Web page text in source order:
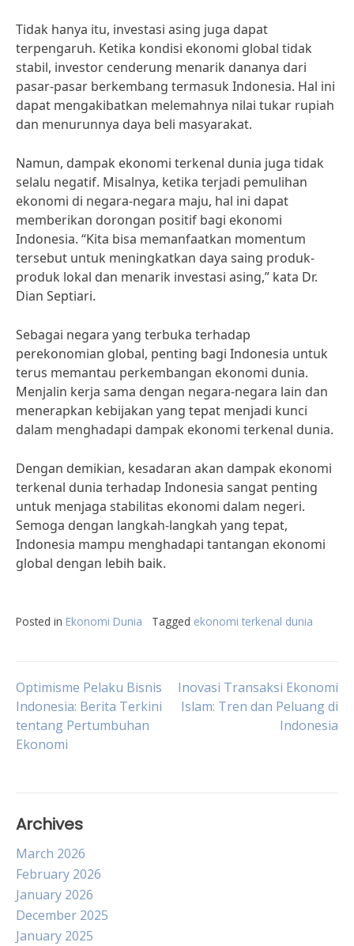
Tidak hanya itu, investasi asing juga dapat
terpengaruh. Ketika kondisi ekonomi global tidak
stabil, investor cenderung menarik dananya dari
pasar-pasar berkembang termasuk Indonesia. Hal ini
dapat mengakibatkan melemahnya nilai tukar rupiah
dan menurunnya daya beli masyarakat.
Namun, dampak ekonomi terkenal dunia juga tidak
selalu negatif. Misalnya, ketika terjadi pemulihan
ekonomi di negara-negara maju, hal ini dapat
memberikan dorongan positif bagi ekonomi
Indonesia. “Kita bisa memanfaatkan momentum
tersebut untuk meningkatkan daya saing produk-
produk lokal dan menarik investasi asing,” kata Dr.
Dian Septiari.
Sebagai negara yang terbuka terhadap
perekonomian global, penting bagi Indonesia untuk
terus memantau perkembangan ekonomi dunia.
Menjalin kerja sama dengan negara-negara lain dan
menerapkan kebijakan yang tepat menjadi kunci
dalam menghadapi dampak ekonomi terkenal dunia.
Dengan demikian, kesadaran akan dampak ekonomi
terkenal dunia terhadap Indonesia sangat penting
untuk menjaga stabilitas ekonomi dalam negeri.
Semoga dengan langkah-langkah yang tepat,
Indonesia mampu menghadapi tantangan ekonomi
global dengan lebih baik.
Posted in Ekonomi Dunia Tagged ekonomi terkenal dunia
Post
navigation
Optimisme Pelaku Bisnis
Indonesia: Berita Terkini
tentang Pertumbuhan
Ekonomi
Inovasi Transaksi Ekonomi
Islam: Tren dan Peluang di
Indonesia
Archives
March 2026
February 2026
January 2026
December 2025
January 2025